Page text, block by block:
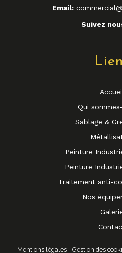
Email:
Suivez
Accueil
Qui
Sablage &
Peinture
Peinture
Traitement anti-
Nos
Galerie
Mentions légales- Gestion des